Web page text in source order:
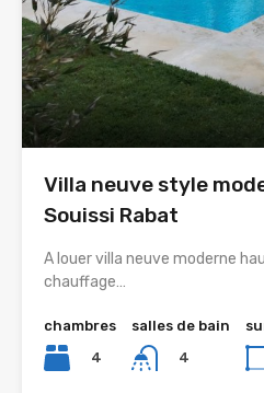
Villa neuve style
Souissi Rabat
A louer villa neuve moderne
chauffage…
chambres
4
salles de bain
4